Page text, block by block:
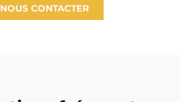
NOUS CONTACTER